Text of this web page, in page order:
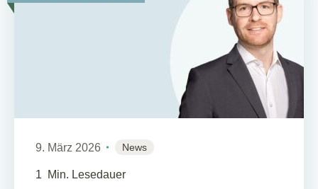
9. März 2026 News
1 Min. Lesedauer